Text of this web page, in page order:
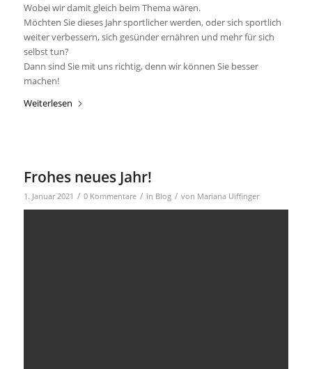
Wobei wir damit gleich beim Thema wären.
Möchten Sie dieses Jahr sportlicher werden, oder sich sportlich
weiter verbessern, sich gesünder ernähren und mehr für sich
selbst tun?
Dann sind Sie mit uns richtig, denn wir können Sie besser
machen!
Weiterlesen
Frohes neues Jahr!
1. Januar 2021 / 0 Kommentare / in Blog / von Mariana Uiffinger